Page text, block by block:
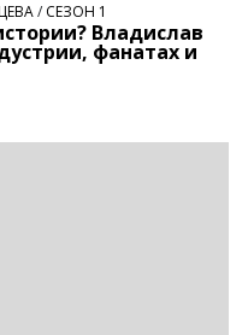
/ СЕЗОН 1
Владислав
фанатах и